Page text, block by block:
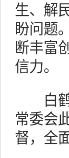
生、解
盼问题
断丰富
信力。
白鹤
常委会
督，全